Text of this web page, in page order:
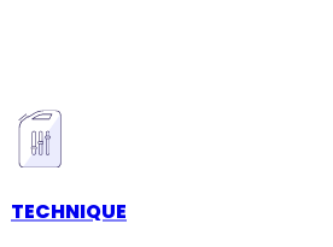
TECHNIQUE